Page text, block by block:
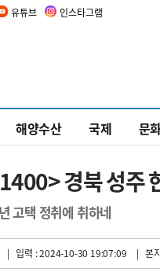
유튜브 인스타그램
해양수산 국제 문
경북 성주
고택 정취에 취하네
| 입력 : 2024-10-30 19:07:09 | 본